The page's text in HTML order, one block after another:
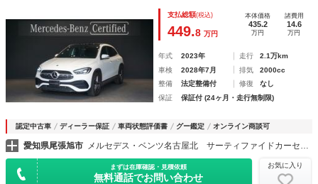
ラ メモリー付きパワーシート シートヒーター レーダーセ
ーフティーパッケージ マルチビームＬＥＤヘッドライト カ
ーボン調インテリアトリム
支払総額(税込)
449.8 万円
本体価格
435.2
万円
諸費用
14.6
万円
年式 2023年 走行
2.1万km
車検
2028年7月 排気
2000cc
整備
法定整備付 修復
なし
保証
保証付 (24ヶ月・走行無制限)
認定中古車 ディーラー保証 車両状態評価書 グー鑑定 オンライン商談可
愛知県尾張旭市
まずは在庫確認・見積依頼
無料通話でお問い合わせ
お気に入り